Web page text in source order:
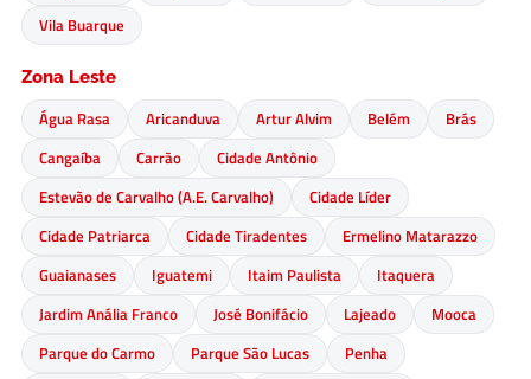
Vila Buarque
Zona Leste
Água Rasa Aricanduva Artur Alvim Belém
Brás
Cangaíba
Carrão
Cidade Antônio
Estevão de Carvalho (A.E. Carvalho)
Cidade Líder
Cidade Patriarca
Cidade Tiradentes
Ermelino Matarazzo
Guaianases
Iguatemi Itaim Paulista
Itaquera
Jardim Anália Franco
José Bonifácio Lajeado
Mooca
Parque do Carmo
Parque São Lucas
Penha